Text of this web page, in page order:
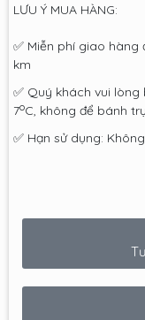
LƯU Ý MUA HÀNG:
✅ Miễn phí giao
km
✅ Quý khách vui
7oC, không để bánh
✅ Hạn sử dụng: